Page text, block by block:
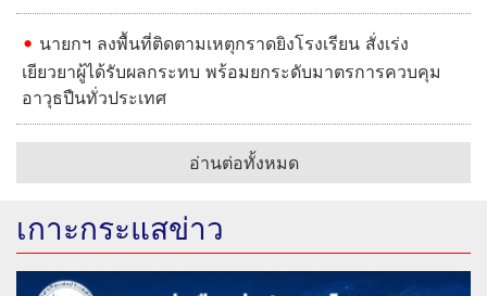
นายกฯ ลงพื้นที่ติดตามเหตุกราดยิงโรงเรียน สั่งเร่ง
เยียวยาผู้ได้รับผลกระทบ พร้อมยกระดับมาตรการควบคุม
อาวุธปืนทั่วประเทศ
อ่านต่อทั้งหมด
เกาะกระแสข่าว